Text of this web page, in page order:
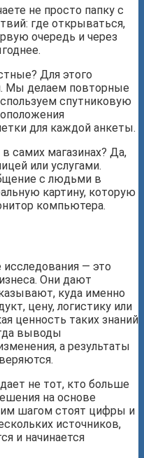
не просто папку с
где открываться,
очередь и через
Для этого
Мы делаем повторные
спутниковую
для каждой анкеты.
самих магазинах? Да,
или услугами.
с людьми в
картину, которую
компьютера.
— это
Они дают
куда именно
цену, логистику или
ценность таких знаний
выводы
а результаты
не тот, кто больше
на основе
шагом стоят цифры и
источников,
и начинается